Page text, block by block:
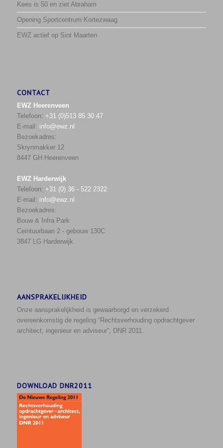
Kees is 50 en ziet Abraham
Opening Sportcentrum Kortezwaag
EWZ actief op Sint Maarten
CONTACT
EWZ Heerenveen
Telefoon: +31 (0)513 85 30 47
E-mail: info@ewz.nl
Bezoekadres:
Skrynmakker 12
8447 GH Heerenveen
EWZ Harderwijk
Telefoon: +31 (0) 36 - 522 2322
E-mail: info@ewz.nl
Bezoekadres:
Bouw & Infra Park
Ceintuurbaan 2 - gebouw 130C
3847 LG Harderwijk
AANSPRAKELIJKHEID
Onze aansprakelijkheid is gewaarborgd en verzekerd
overeenkomstig de regeling “Rechtsverhouding opdrachtgever
architect, ingenieur en adviseur”, DNR 2011.
DOWNLOAD DNR2011